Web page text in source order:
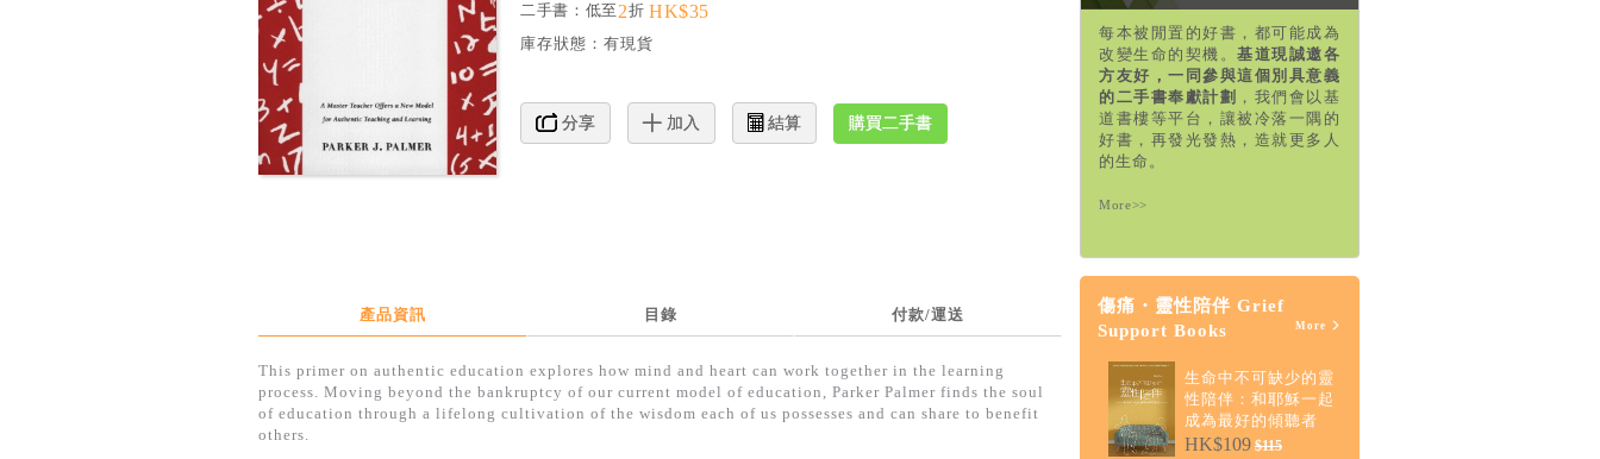
二手書：低至 2折 HK$35
庫存狀態： 有現貨
分享 加入 結算 購買二手書
產品資訊 目錄 付款/運送
This primer on authentic education explores how mind and heart can work together in the learning
process. Moving beyond the bankruptcy of our current model of education, Parker Palmer finds the soul
of education through a lifelong cultivation of the wisdom each of us possesses and can share to benefit
others.
每本被閒置的好書，都可能成為
改變生命的契機。基道現誠邀各
方友好，一同參與這個別具意義
的二手書奉獻計劃 ，我們會以基
道書樓等平台，讓被冷落一隅的
好書，再發光發熱，造就更多人
的生命。
More>>
傷痛・靈性陪伴 Grief
Support Books
More
生命中不可缺少的靈
性陪伴：和耶穌一起
成為最好的傾聽者
HK$109 $115